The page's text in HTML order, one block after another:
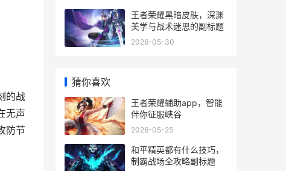
的战
无声
防节
王者荣耀黑暗皮肤，深渊
美学与战术迷思的副标题
2026-05-30
猜你喜欢
王者荣耀辅助app，智能
伴你征服峡谷
2026-05-25
和平精英都有什么技巧，
制霸战场全攻略副标题